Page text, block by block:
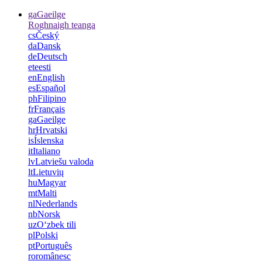
gaGaeilge
Roghnaigh teanga
csČeský
daDansk
deDeutsch
eteesti
enEnglish
esEspañol
phFilipino
frFrançais
gaGaeilge
hrHrvatski
isÍslenska
itItaliano
lvLatviešu valoda
ltLietuvių
huMagyar
mtMalti
nlNederlands
nbNorsk
uzOʻzbek tili
plPolski
ptPortuguês
roromânesc